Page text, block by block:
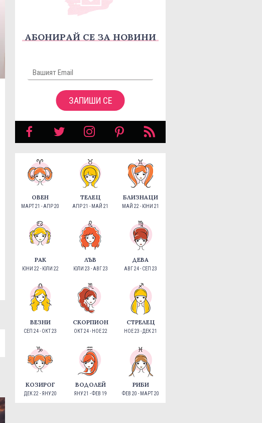
АБОНИРАЙ СЕ ЗА НОВИНИ
ЗАПИШИ СЕ
ОВЕН
МАРТ 21 - АПР 20
ТЕЛЕЦ
АПР 21 - МАЙ 21
БЛИЗНАЦИ
МАЙ 22 - ЮНИ 21
РАК
ЮНИ 22 - ЮЛИ 22
ЛЪВ
ЮЛИ 23 - АВГ 23
ДЕВА
АВГ 24 - СЕП 23
ВЕЗНИ
СЕП 24 - ОКТ 23
СКОРПИОН
ОКТ 24 - НОЕ 22
СТРЕЛЕЦ
НОЕ 23 - ДЕК 21
КОЗИРОГ
ДЕК 22 - ЯНУ 20
ВОДОЛЕЙ
ЯНУ 21 - ФЕВ 19
РИБИ
ФЕВ 20 - МАРТ 20